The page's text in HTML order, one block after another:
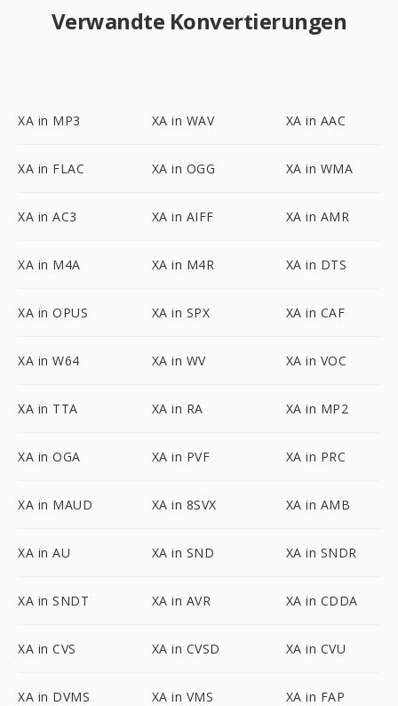
Verwandte Konvertierungen
XA in MP3 XA in WAV XA in AAC
XA in FLAC XA in OGG XA in WMA
XA in AC3 XA in AIFF XA in AMR
XA in M4A XA in M4R XA in DTS
XA in OPUS XA in SPX XA in CAF
XA in W64 XA in WV XA in VOC
XA in TTA XA in RA XA in MP2
XA in OGA XA in PVF XA in PRC
XA in MAUD XA in 8SVX XA in AMB
XA in AU XA in SND XA in SNDR
XA in SNDT XA in AVR XA in CDDA
XA in CVS XA in CVSD XA in CVU
XA in DVMS XA in VMS XA in FAP